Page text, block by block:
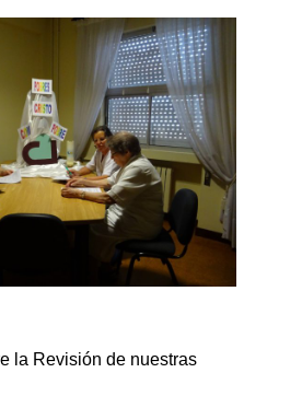
la Revisión de nuestras